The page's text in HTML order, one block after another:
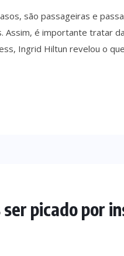
são passageiras e
é importante tratar
Ingrid Hiltun revelou o
picado por